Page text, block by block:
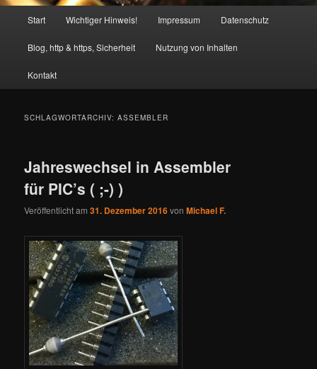
Start Wichtiger Hinweis! Impressum Datenschutz
Blog, http & https, Sicherheit Nutzung von Inhalten
Kontakt
SCHLAGWORTARCHIV:ASSEMBLER
Jahreswechsel in Assembler
für PIC’s ( ;-) )
Veröffentlicht am31. Dezember 2016vonMichael F.